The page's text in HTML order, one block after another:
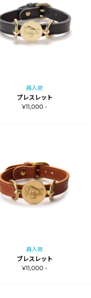
再入荷
ブレスレット
¥11,000 -
再入荷
ブレスレット
¥11,000 -